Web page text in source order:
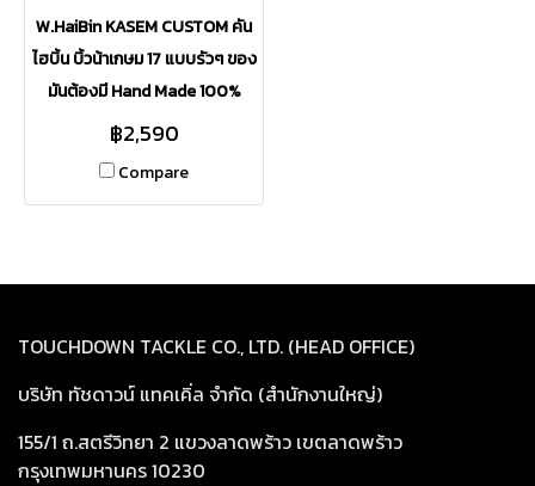
W.HaiBin KASEM CUSTOM คัน
ไฮบิ้น บิ้วน้าเกษม 17 แบบรัวๆ ของ
มันต้องมี Hand Made 100%
฿2,590
Compare
TOUCHDOWN TACKLE CO., LTD. (HEAD OFFICE)
บริษัท ทัชดาวน์ แทคเคิ่ล จำกัด (สำนักงานใหญ่)
155/1 ถ.สตรีวิทยา 2 แขวงลาดพร้าว เขตลาดพร้าว
กรุงเทพมหานคร 10230